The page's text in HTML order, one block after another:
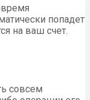
попадет
на ваш счет.
совсем